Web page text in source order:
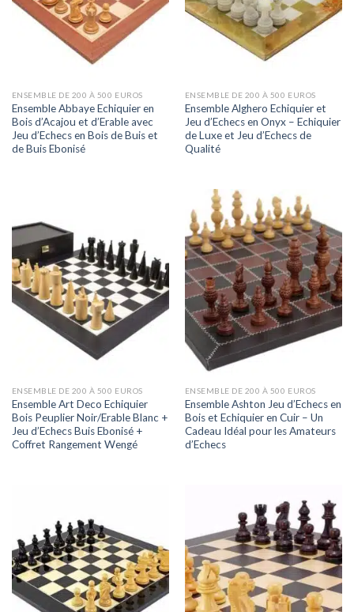
ENSEMBLE DE 200 À 500 EUROS
Ensemble Abbaye Echiquier en
Bois d’Acajou et d’Erable avec
Jeu d’Echecs en Bois de Buis et
de Buis Ebonisé
ENSEMBLE DE 200 À 500 EUROS
Ensemble Alghero Echiquier et
Jeu d’Echecs en Onyx – Echiquier
de Luxe et Jeu d’Echecs de
Qualité
ENSEMBLE DE 200 À 500 EUROS
Ensemble Art Deco Echiquier
Bois Peuplier Noir/Erable Blanc +
Jeu d’Echecs Buis Ebonisé +
Coffret Rangement Wengé
ENSEMBLE DE 200 À 500 EUROS
Ensemble Ashton Jeu d’Echecs en
Bois et Echiquier en Cuir – Un
Cadeau Idéal pour les Amateurs
d’Echecs